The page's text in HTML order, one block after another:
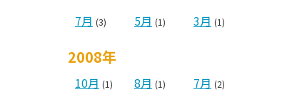
7月 (3) 5月 (1) 3月 (1)
2008年
10月 (1) 8月 (1) 7月 (2)